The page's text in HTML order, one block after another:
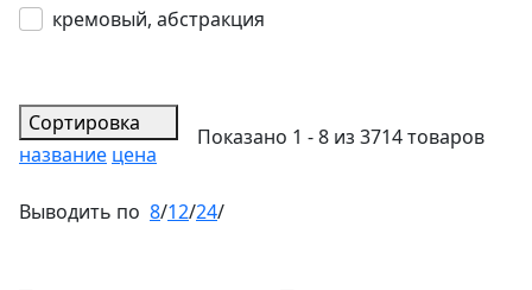
кремовый, абстракция
Сортировка
название цена
Показано 1 - 8 из 3714 товаров
Выводить по 8/12/24/